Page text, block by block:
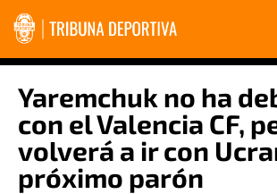
Yaremchuk no ha
con el Valencia CF,
volverá a ir con
próximo parón